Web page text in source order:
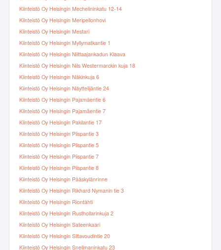
Kiinteistö Oy Helsingin Mechelininkatu 12-14
Kiinteistö Oy Helsingin Meripellonhovi
Kiinteistö Oy Helsingin Mestari
Kiinteistö Oy Helsingin Myllymatkantie 1
Kiinteistö Oy Helsingin Niittaajankadun Klaava
Kiinteistö Oy Helsingin Nils Westermarckin kuja 18
Kiinteistö Oy Helsingin Näkinkuja 6
Kiinteistö Oy Helsingin Näyttelijäntie 24
Kiinteistö Oy Helsingin Pajamäentie 6
Kiinteistö Oy Helsingin Pajamäentie 7
Kiinteistö Oy Helsingin Pakilantie 17
Kiinteistö Oy Helsingin Piispantie 3
Kiinteistö Oy Helsingin Piispantie 5
Kiinteistö Oy Helsingin Piispantie 7
Kiinteistö Oy Helsingin Piispantie 8
Kiinteistö Oy Helsingin Pääskylänrinne
Kiinteistö Oy Helsingin Rikhard Nymanin tie 3
Kiinteistö Oy Helsingin Riontähti
Kiinteistö Oy Helsingin Rusthollarinkuja 2
Kiinteistö Oy Helsingin Sateenkaari
Kiinteistö Oy Helsingin Siltavoudintie 20
Kiinteistö Oy Helsingin Snellmaninkatu 23